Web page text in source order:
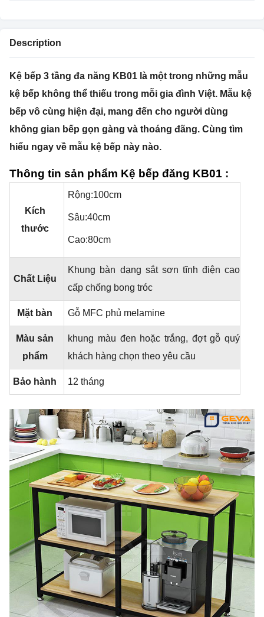
Description
Kệ bếp 3 tầng đa năng KB01 là một trong những mẫu
kệ bếp không thể thiếu trong mỗi gia đình Việt. Mẫu kệ
bếp vô cùng hiện đại, mang đến cho người dùng
không gian bếp gọn gàng và thoáng đãng. Cùng tìm
hiểu ngay về mẫu kệ bếp này nào.
Thông tin sản phẩm Kệ bếp đăng KB01 :
Kích
thước
Rộng:100cm
Sâu:40cm
Cao:80cm
Chất Liệu
Khung bàn dạng sắt sơn tĩnh điện cao
cấp chống bong tróc
Mặt bàn Gỗ MFC phủ melamine
Màu sản
phẩm
khung màu đen hoặc trắng, đợt gỗ quý
khách hàng chọn theo yêu cầu
Bảo hành 12 tháng